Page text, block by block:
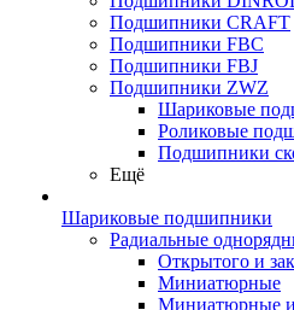
Подшипники CRAFT
Подшипники FBC
Подшипники FBJ
Подшипники ZWZ
Шариковые
Роликовые
Подшипники
Ещё
Шариковые подшипники
Радиальные
Открытого и
Миниатюрные
Миниатюрные